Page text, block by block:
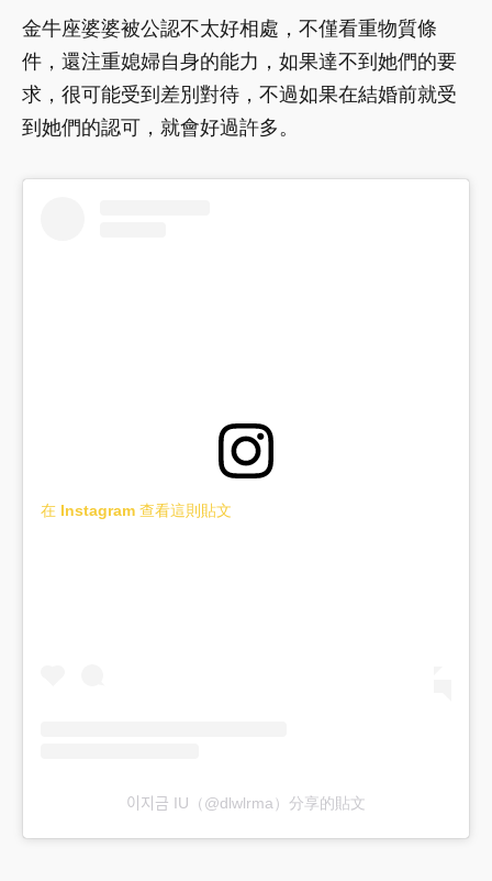
金牛座婆婆被公認不太好相處，不僅看重物質條
件，還注重媳婦自身的能力，如果達不到她們的要
求，很可能受到差別對待，不過如果在結婚前就受
到她們的認可，就會好過許多。
在 Instagram 查看這則貼文
이지금 IU（@dlwlrma）分享的貼文